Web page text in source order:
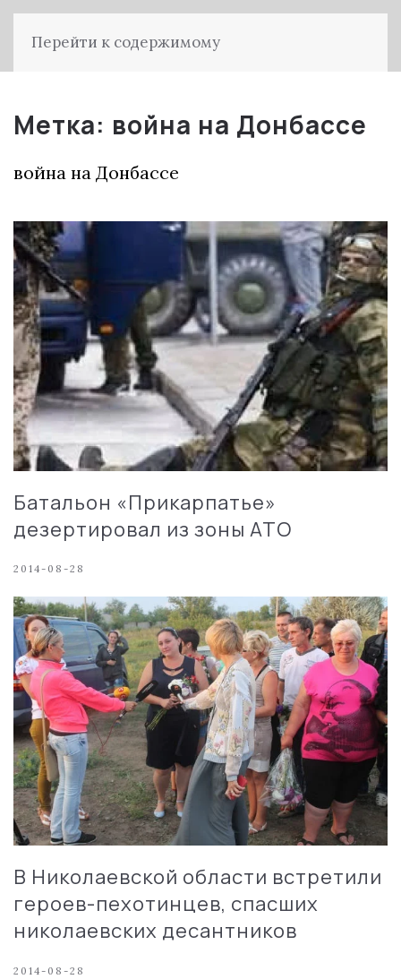
Перейти к содержимому
Метка: война на Донбассе
война на Донбассе
Батальон «Прикарпатье»
дезертировал из зоны АТО
2014-08-28
В Николаевской области встретили
героев-пехотинцев, спасших
николаевских десантников
2014-08-28